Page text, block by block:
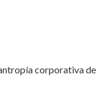
corporativa de